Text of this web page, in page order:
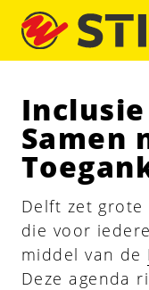
Samen
Delft zet
die voor
middel van de
Deze agenda